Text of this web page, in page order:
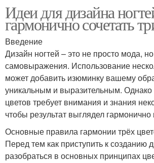
Идеи для дизайна
гармонично сочетать
Введение
Дизайн ногтей – это не просто мода,
самовыражения. Использование
может добавить изюминку вашему
уникальным и выразительным. Однако
цветов требует внимания и знания
чтобы результат выглядел гармонично
Основные правила гармонии трёх
Перед тем как приступить к созданию
разобраться в основных принципах